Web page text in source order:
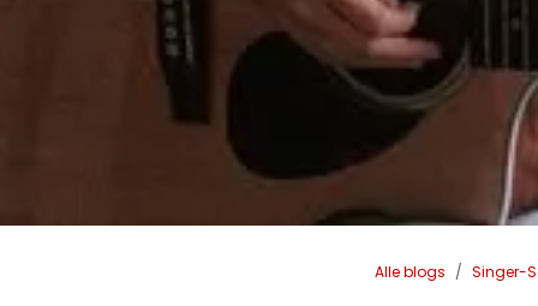
Alle blogs Singer-